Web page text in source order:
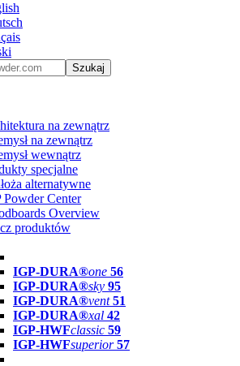
Szukaj
na zewnątrz
na zewnątrz
wewnątrz
specjalne
alternatywne
Powder Center
Overview
produktów
IGP-DURA®one 56
IGP-DURA®sky 95
IGP-DURA®vent 51
IGP-DURA®xal 42
IGP-HWFclassic 59
IGP-HWFsuperior 57